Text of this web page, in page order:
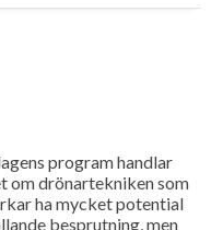
program handlar
om drönartekniken som
ha mycket potential
besprutning, men